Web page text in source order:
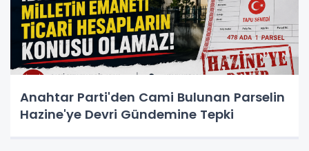
Anahtar Parti'den Cami Bulunan Parselin
Hazine'ye Devri Gündemine Tepki